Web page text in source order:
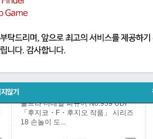
FIGURE-204142
울트라 디테일 피규어 No.959 UDF
「후지코・F・후지오 작품」 시리즈
18 손놀이 도...